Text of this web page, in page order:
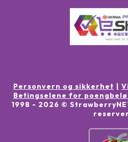
Personvern og sikkerhet
Betingselene for
1998 - 2026 ©